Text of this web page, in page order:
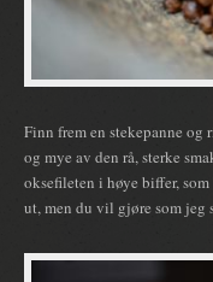
Finn frem en stekepanne og
og mye av den rå, sterke
oksefileten i høye biffer,
ut, men du vil gjøre som jeg